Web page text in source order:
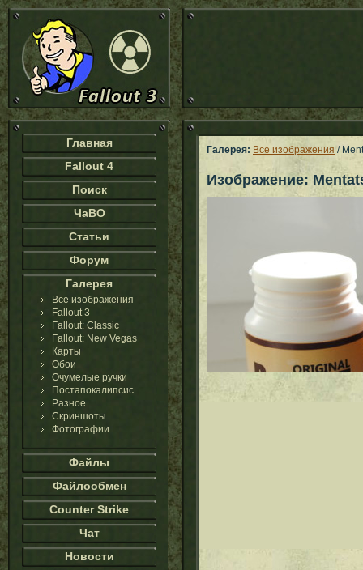
Главная
Fallout 4
Поиск
ЧаВО
Статьи
Форум
Галерея
Все изображения
Fallout 3
Fallout: Classic
Fallout: New Vegas
Карты
Обои
Очумелые ручки
Постапокалипсис
Разное
Скриншоты
Фотографии
Файлы
Файлообмен
Counter Strike
Чат
Новости
Галерея: Все изображения /
Изображение: